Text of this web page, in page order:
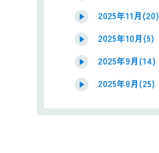
2025年11月(20)
2025年10月(5)
2025年9月(14)
2025年8月(25)